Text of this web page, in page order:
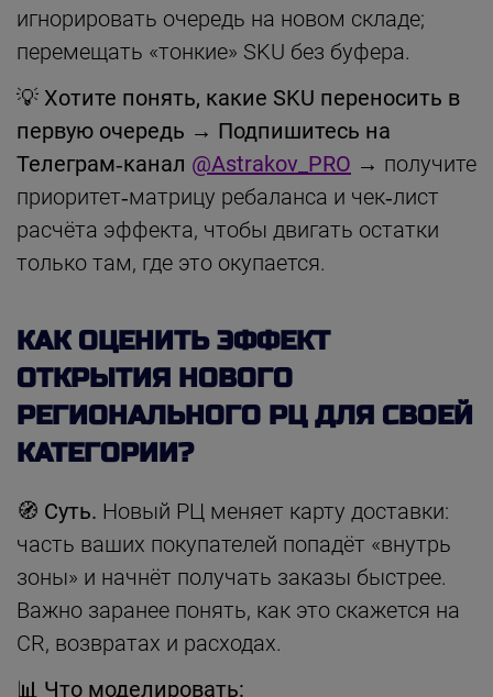
игнорировать очередь на новом складе;
перемещать «тонкие» SKU без буфера.
💡 Хотите понять, какие SKU переносить в
первую очередь → Подпишитесь на
Телеграм‑канал @Astrakov_PRO → получите
приоритет‑матрицу ребаланса и чек‑лист
расчёта эффекта, чтобы двигать остатки
только там, где это окупается.
КАК ОЦЕНИТЬ ЭФФЕКТ
ОТКРЫТИЯ НОВОГО
РЕГИОНАЛЬНОГО РЦ ДЛЯ СВОЕЙ
КАТЕГОРИИ?
🧭 Суть. Новый РЦ меняет карту доставки:
часть ваших покупателей попадёт «внутрь
зоны» и начнёт получать заказы быстрее.
Важно заранее понять, как это скажется на
CR, возвратах и расходах.
📊 Что моделировать: